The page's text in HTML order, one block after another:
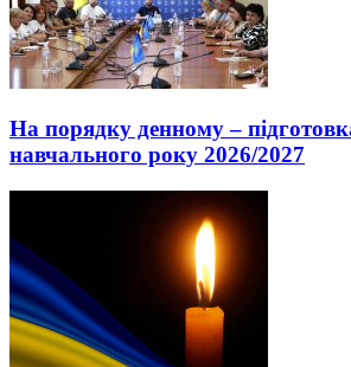
На порядку денному –
навчального року 2026/2027